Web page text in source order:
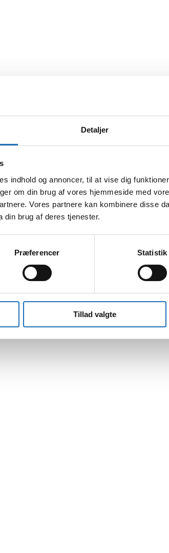
Detaljer
indhold og annoncer, til at vise dig
om din brug af vores hjemmeside med
Vores partnere kan kombinere disse
din brug af deres tjenester.
Præferencer Statistik
Tillad valgte